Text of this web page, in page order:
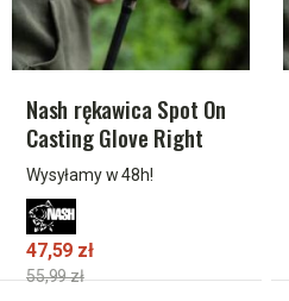
Nash rękawica Spot On
Casting Glove Right
Wysyłamy w 48h!
47,59 zł
55,99 zł